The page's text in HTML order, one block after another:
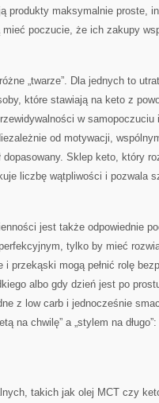
produkty maksymalnie proste,
mieć poczucie, że ich zakupy
„twarze”. Dla jednych to
które stawiają na keto z
w samopoczuciu
od motywacji,
dopasowany. Sklep keto, który
liczbę wątpliwości i pozwala
jest także odpowiednie
tylko by mieć
i przekąski mogą pełnić rolę
albo gdy dzień jest po
z low carb i jednocześnie
na chwilę” a „stylem na
takich jak olej MCT czy